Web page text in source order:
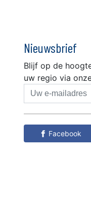
Nieuwsbrief
Blijf op de
uw regio via
Facebook